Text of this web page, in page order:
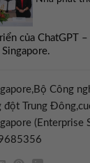
của ChatGPT
Công
đột Trung